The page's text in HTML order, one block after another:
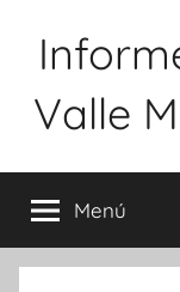
Valle
Menú